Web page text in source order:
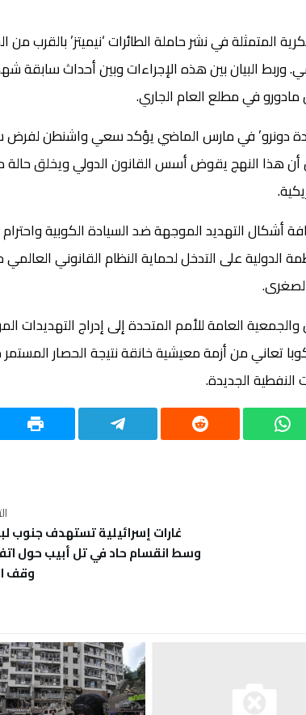
المتمثلة في نشر حاملة الطائرات ‘نيميتز’ بالقرب من
وربط البيان بين هذه الإجراءات وبين أحداث سابقة
في مطلع العام الجاري.
دونرو’ في مارس الماضي يؤكد سعي واشنطن لفرض
أن هذا النهج يقوض أسس القانون الدولي ويخلق
أشكال التهديد الموجهة ضد السيادة الكوبية
الدولية على التدخل لحماية النظام القانوني
العامة للأمم المتحدة إلى إدراج التهديدات
تعاني من أزمة معيشية خانقة نتيجة الحصار
غارات إسرائيلية تستهدف جنوب
وسط انقسام حاد في تل أبيب حول
وقف